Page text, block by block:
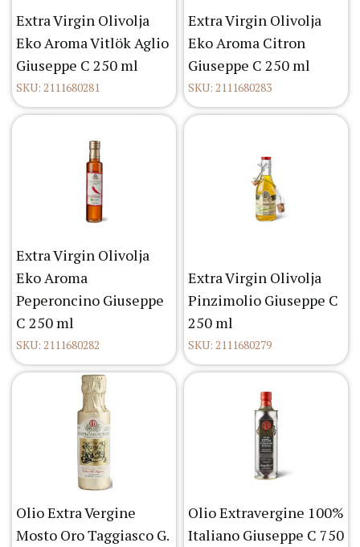
Extra Virgin Olivolja
Eko Aroma Vitlök Aglio
Giuseppe C 250 ml
SKU: 2111680281
Extra Virgin Olivolja
Eko Aroma Citron
Giuseppe C 250 ml
SKU: 2111680283
Extra Virgin Olivolja
Eko Aroma
Peperoncino Giuseppe
C 250 ml
SKU: 2111680282
Extra Virgin Olivolja
Pinzimolio Giuseppe C
250 ml
SKU: 2111680279
Olio Extra Vergine
Mosto Oro Taggiasco G.
Olio Extravergine 100%
Italiano Giuseppe C 750